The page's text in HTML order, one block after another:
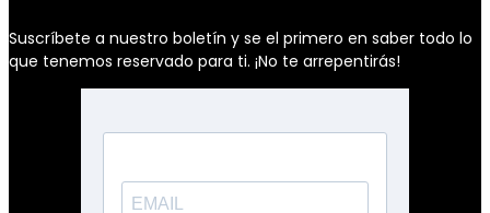
Suscríbete a nuestro boletín y se el primero en saber todo lo
que tenemos reservado para ti. ¡No te arrepentirás!